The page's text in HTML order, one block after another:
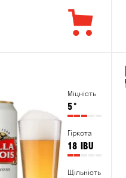
Міцність
5°
Гіркота
18 IBU
Щільність